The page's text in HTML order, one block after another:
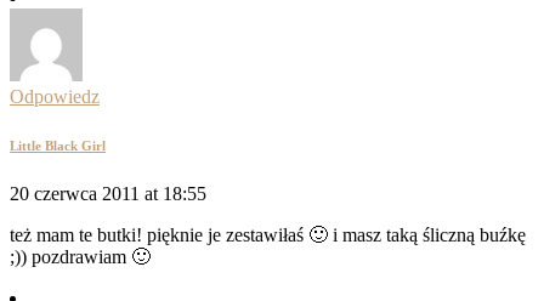
Odpowiedz
Little Black Girl
20 czerwca 2011 at 18:55
też mam te butki! pięknie je zestawiłaś 🙂 i masz taką śliczną buźkę
;)) pozdrawiam 🙂